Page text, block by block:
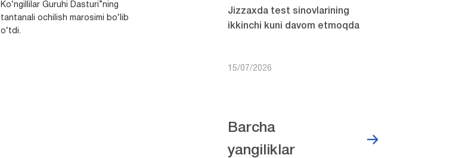
Ko‘ngillilar Guruhi Dasturi”ning
tantanali ochilish marosimi bo‘lib
o‘tdi.
Jizzaxda test sinovlarining
ikkinchi kuni davom etmoqda
15/07/2026
Barcha
yangiliklar